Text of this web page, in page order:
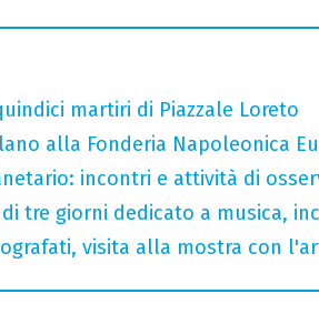
martiri di Piazzale Loreto
alla Fonderia Napoleonica
incontri e attività di
tre giorni dedicato a musica,
visita alla mostra con